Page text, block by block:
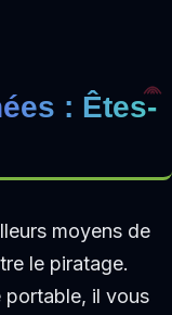
: Êtes-
moyens de
le piratage.
portable, il vous